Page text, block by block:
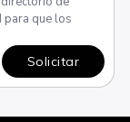
para que los
Solicitar